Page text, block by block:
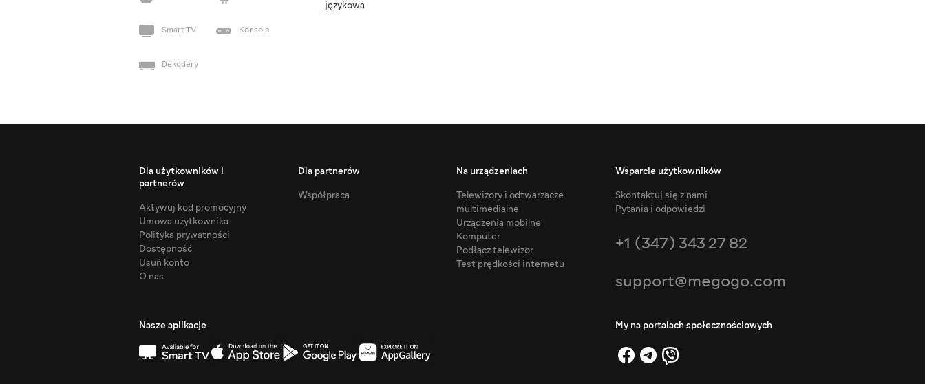
Smart TV Konsole
Dekodery
językowa
Dla użytkowników i
partnerów
Aktywuj kod promocyjny
Umowa użytkownika
Polityka prywatności
Dostępność
Usuń konto
O nas
Dla partnerów
Współpraca
Na urządzeniach
Telewizory i odtwarzacze
multimedialne
Urządzenia mobilne
Komputer
Podłącz telewizor
Test prędkości internetu
Wsparcie użytkowników
Skontaktuj się z nami
Pytania i odpowiedzi
+1 (347) 343 27 82
support@megogo.com
Nasze aplikacje My na portalach społecznościowych